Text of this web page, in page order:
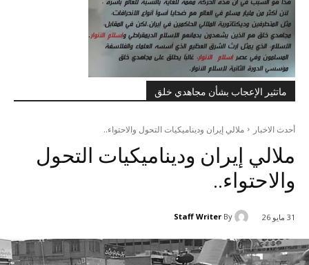
ماتثير الإعجاب بشأن مجاهدي خلق
أحدث الاخبار ملالي إيران وديناميكيات التحول والاحتواء..
ملالي إيران وديناميكيات التحول
والاحتواء..
31 مايو 26 By
Staff Writer